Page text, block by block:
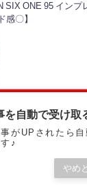
SIX ONE 95 インプ
感〇】
】
を自動で受け取
がUPされたら
♪
やめ